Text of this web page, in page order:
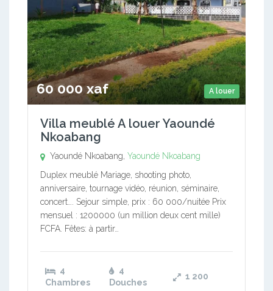
A louer
60 000 xaf
Villa meublé A louer Yaoundé
Nkoabang
Yaoundé Nkoabang, Yaoundé Nkoabang
Duplex meublé Mariage, shooting photo,
anniversaire, tournage vidéo, réunion, séminaire,
concert…. Sejour simple, prix : 60 000/nuitée Prix
mensuel : 1200000 (un million deux cent mille)
FCFA. Fêtes: à partir…
4
Chambres
4
Douches
1 200